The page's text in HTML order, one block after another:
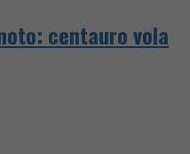
centauro vola